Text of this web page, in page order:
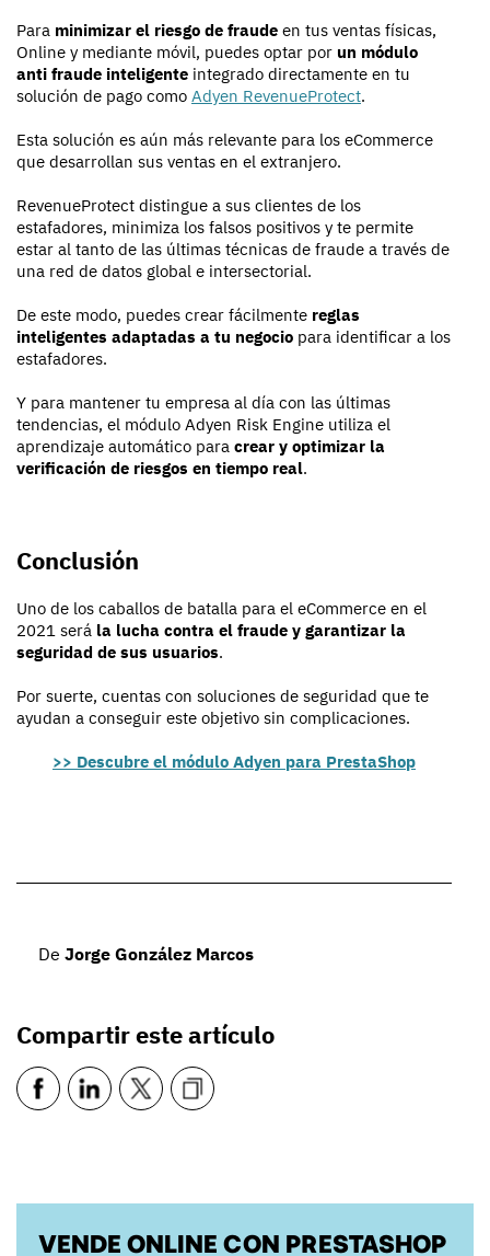
Para minimizar el riesgo de fraude en tus ventas físicas,
Online y mediante móvil, puedes optar por un módulo
anti fraude inteligente integrado directamente en tu
solución de pago como Adyen RevenueProtect.
Esta solución es aún más relevante para los eCommerce
que desarrollan sus ventas en el extranjero.
RevenueProtect distingue a sus clientes de los
estafadores, minimiza los falsos positivos y te permite
estar al tanto de las últimas técnicas de fraude a través de
una red de datos global e intersectorial.
De este modo, puedes crear fácilmente reglas
inteligentes adaptadas a tu negocio para identificar a los
estafadores.
Y para mantener tu empresa al día con las últimas
tendencias, el módulo Adyen Risk Engine utiliza el
aprendizaje automático para crear y optimizar la
verificación de riesgos en tiempo real.
Conclusión
Uno de los caballos de batalla para el eCommerce en el
2021 será la lucha contra el fraude y garantizar la
seguridad de sus usuarios.
Por suerte, cuentas con soluciones de seguridad que te
ayudan a conseguir este objetivo sin complicaciones.
>> Descubre el módulo Adyen para PrestaShop
De Jorge González Marcos
Compartir este artículo
VENDE ONLINE CON PRESTASHOP